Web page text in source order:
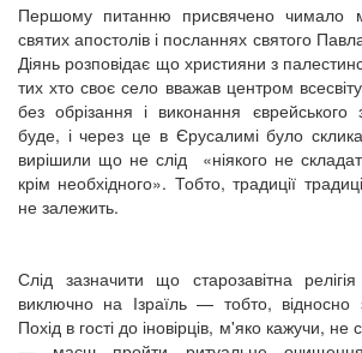
Першому питанню присвячено чимало
святих апостолів і посланнях святого
Діянь розповідає що християни з
тих хто своє село вважав центром
без обрізання і виконання єврейського
буде, і через це в Єрусалимі було
вирішили що не слід «ніякого не
крім необхідного». Тобто, традиції
не залежить.
Слід зазначити що старозавітна
виключно на Ізраїль — тобто, відносно
Похід в гості до іновірців, м'яко кажучи,